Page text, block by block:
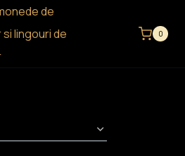
0